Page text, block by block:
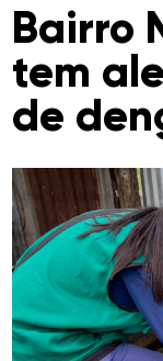
Bairro
tem
de